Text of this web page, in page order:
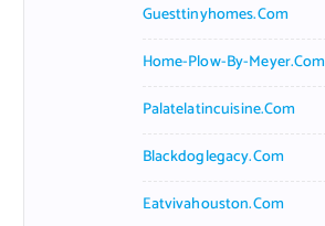
Guesttinyhomes.com
Home-Plow-By-Meyer.com
Palatelatincuisine.com
Blackdoglegacy.com
Eatvivahouston.com